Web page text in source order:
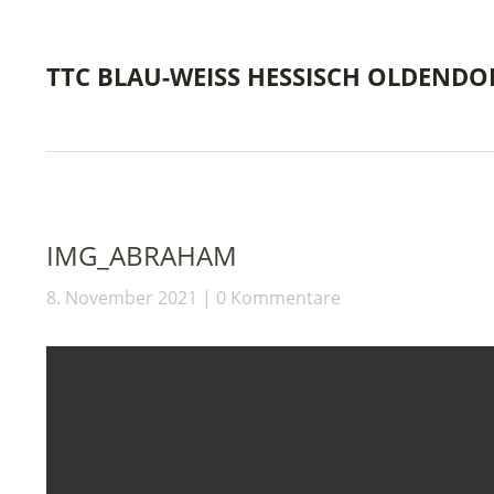
TTC BLAU-WEISS HESSISCH
IMG_ABRAHAM
8. November 2021 0 Kommentare